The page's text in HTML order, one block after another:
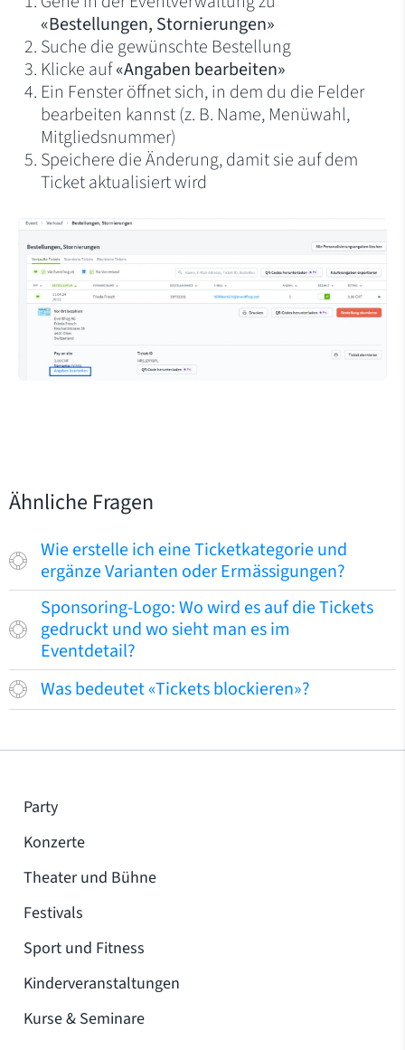
«Bestellungen, Stornierungen»
Suche die gewünschte Bestellung
Klicke auf«Angaben bearbeiten»
Ein Fenster öffnet sich, in dem du die Felder
bearbeiten kannst (z. B. Name, Menüwahl,
Mitgliedsnummer)
Speichere die Änderung, damit sie auf dem
Ticket aktualisiert wird
Ähnliche Fragen
Wie erstelle ich eine Ticketkategorie und
ergänze Varianten oder Ermässigungen?
Sponsoring-Logo: Wo wird es auf die Tickets
gedruckt und wo sieht man es im
Eventdetail?
Was bedeutet «Tickets blockieren»?
Party
Konzerte
Theater und Bühne
Festivals
Sport und Fitness
Kinderveranstaltungen
Kurse & Seminare